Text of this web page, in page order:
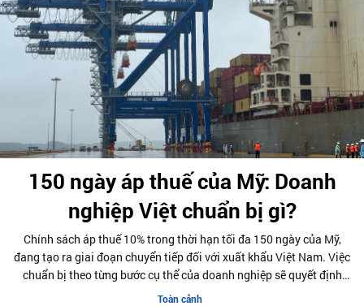
150 ngày áp thuế của Mỹ: Doanh
nghiệp Việt chuẩn bị gì?
Chính sách áp thuế 10% trong thời hạn tối đa 150 ngày của Mỹ,
đang tạo ra giai đoạn chuyển tiếp đối với xuất khẩu Việt Nam. Việc
chuẩn bị theo từng bước cụ thể của doanh nghiệp sẽ quyết định
khả năng giữ thị trường trong thời gian tới.
Toàn cảnh